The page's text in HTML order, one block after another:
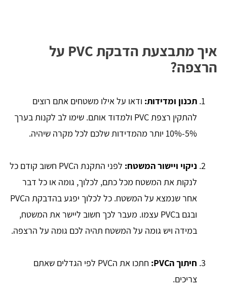
איך מתבצעת הדבקת PVC על
הרצפה?
תכנון ומדידות: ודאו על אילו משטחים אתם רוצים
להתקין רצפת PVC ולמדוד אותם. שימו לב לקנות בערך
5%-10% יותר מהמדידות שלכם לכל מקרה שיהיה.
ניקוי ויישור המשטח:
לפני התקנת הPVC חשוב קודם כל
לנקות את המשטח מכל כתם, לכלוך, גומה או כל דבר
אחר שנמצא על המשטח. כל לכלוך יפגע בהדבקת הPVC
ובגם בPVC עצמו. מעבר לכך חשוב ליישר את המשטח,
במידה ויש גומה על המשטח תהיה לכם גומה על הרצפה.
חיתוך הPVC:
חתכו את הPVC לפי הגדלים שאתם
צריכים.